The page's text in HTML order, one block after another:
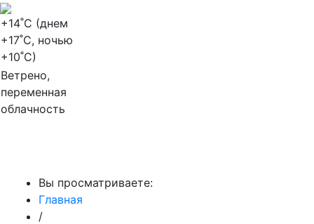
+14˚C (днем
+17˚C, ночью
+10˚C)
Ветрено,
переменная
облачность
Вы просматриваете:
Главная
/